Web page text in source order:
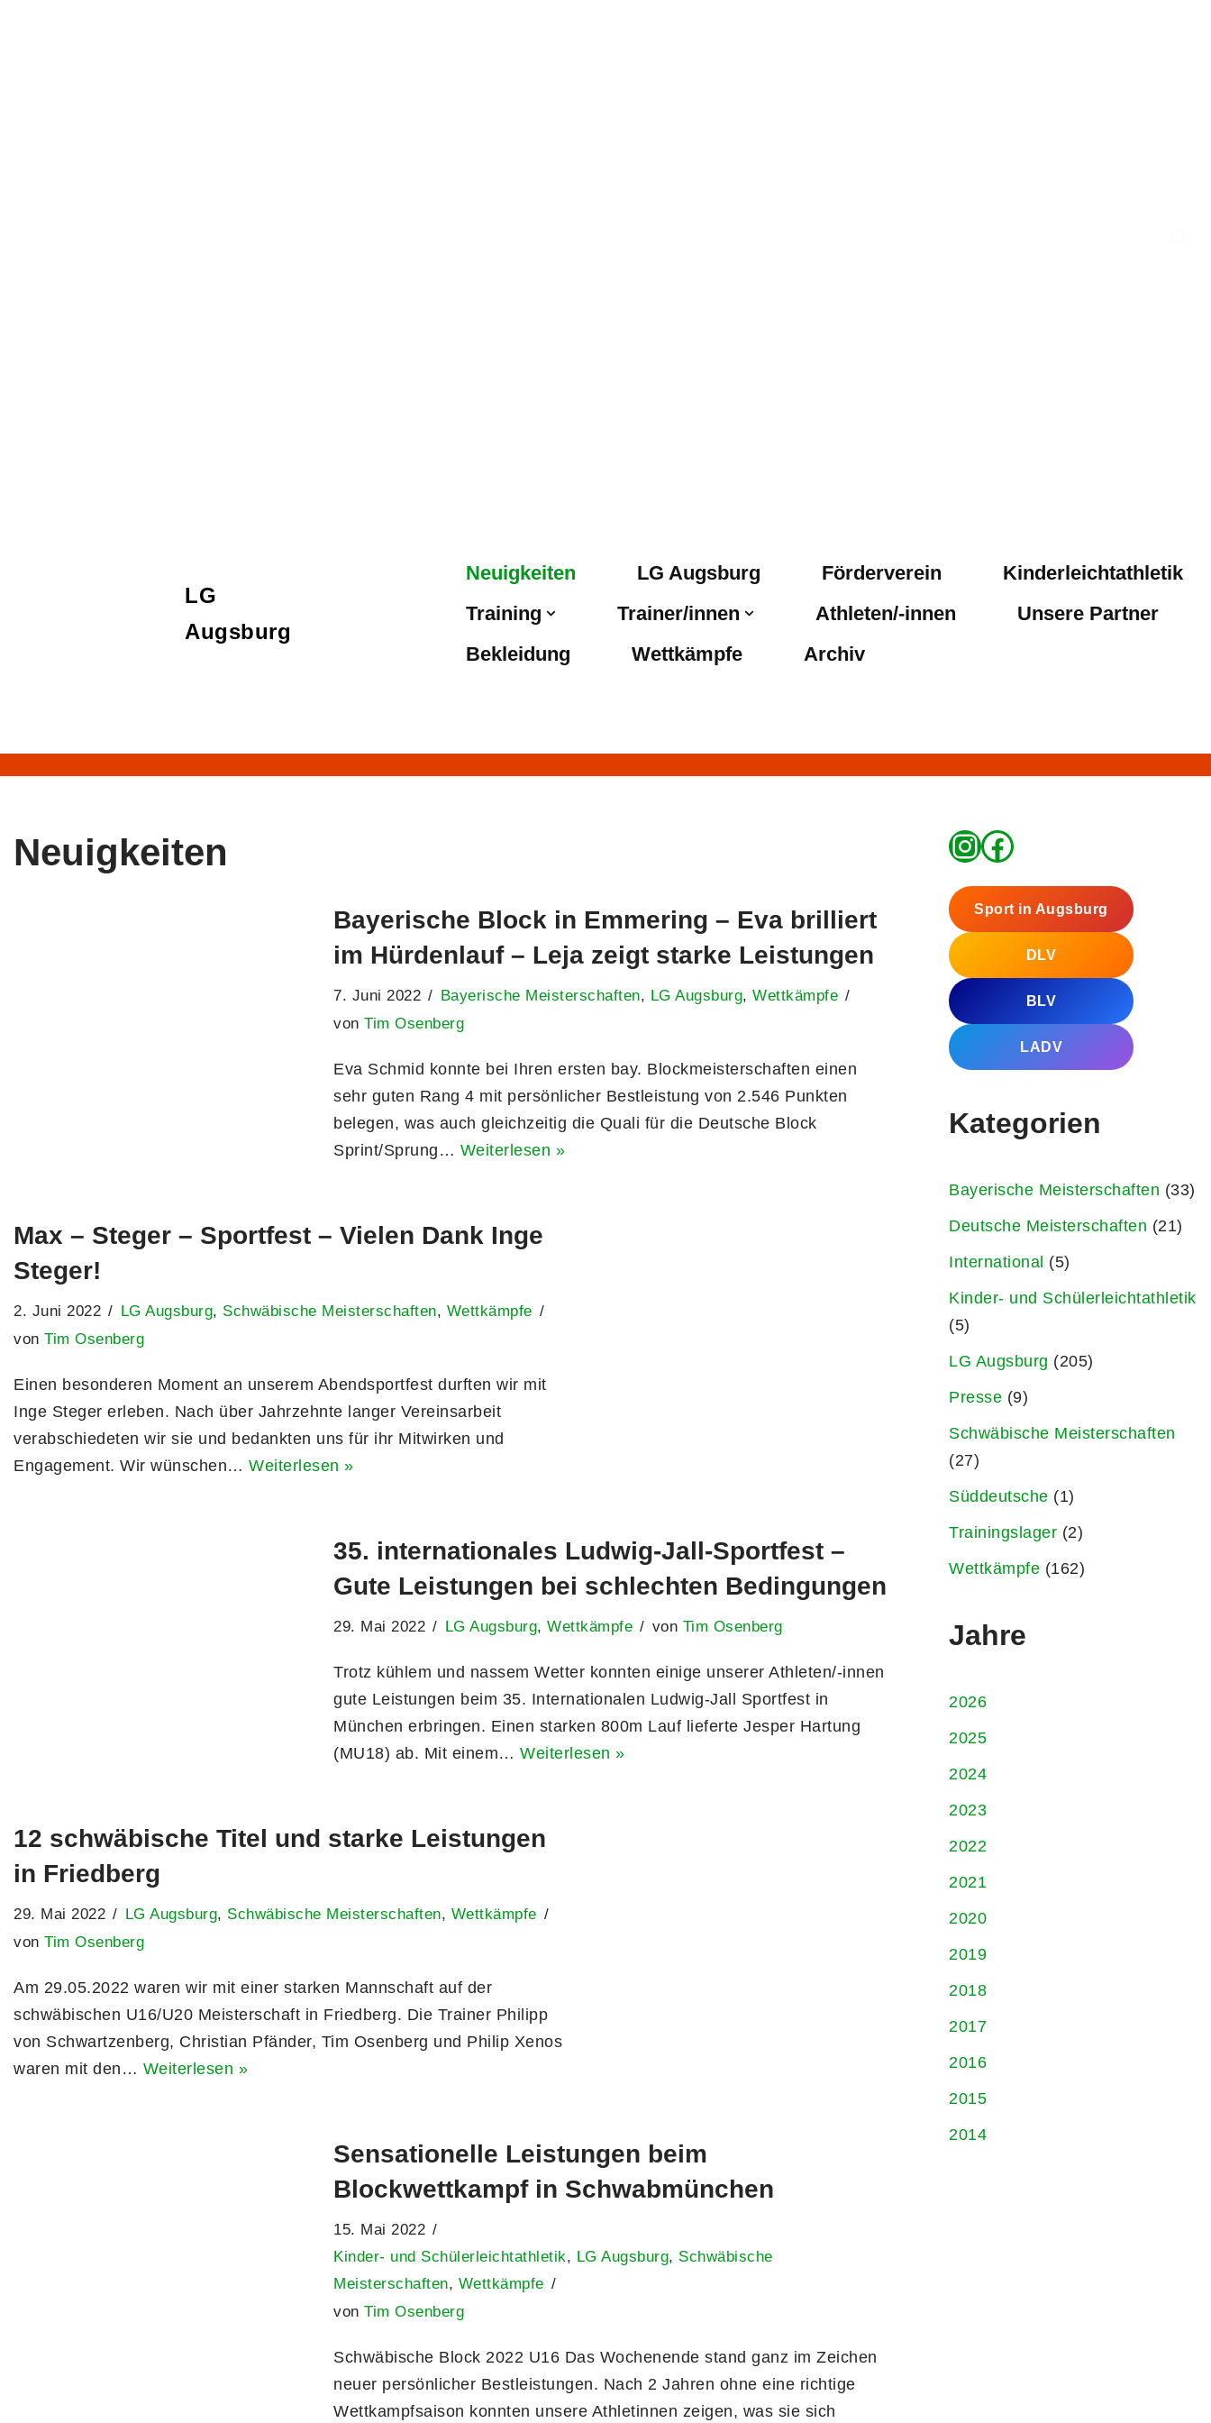
LG
Augsburg
Neuigkeiten LG Augsburg Förderverein
Kinderleichtathletik
Training
Trainer/innen Athleten/-innen
Unsere Partner
Bekleidung
Wettkämpfe Archiv
Neuigkeiten
Bayerische Block in Emmering – Eva brilliert
im Hürdenlauf – Leja zeigt starke Leistungen
7. Juni 2022 Bayerische Meisterschaften, LG Augsburg,Wettkämpfe
vonTim Osenberg
Eva Schmid konnte bei Ihren ersten bay. Blockmeisterschaften einen
sehr guten Rang 4 mit persönlicher Bestleistung von 2.546 Punkten
belegen, was auch gleichzeitig die Quali für die Deutsche Block
Sprint/Sprung… Weiterlesen »
Max – Steger – Sportfest – Vielen Dank Inge
Steger!
2. Juni 2022 LG Augsburg, Schwäbische Meisterschaften, Wettkämpfe
von Tim Osenberg
Einen besonderen Moment an unserem Abendsportfest durften wir mit
Inge Steger erleben. Nach über Jahrzehnte langer Vereinsarbeit
verabschiedeten wir sie und bedankten uns für ihr Mitwirken und
Engagement. Wir wünschen… Weiterlesen »
35. internationales Ludwig-Jall-Sportfest –
Gute Leistungen bei schlechten Bedingungen
29. Mai 2022 LG Augsburg,Wettkämpfe von Tim Osenberg
Trotz kühlem und nassem Wetter konnten einige unserer Athleten/-innen
gute Leistungen beim 35. Internationalen Ludwig-Jall Sportfest in
München erbringen. Einen starken 800m Lauf lieferte Jesper Hartung
(MU18) ab. Mit einem…Weiterlesen »
12 schwäbische Titel und starke Leistungen
in Friedberg
29. Mai 2022 LG Augsburg, Schwäbische Meisterschaften, Wettkämpfe
von Tim Osenberg
Am 29.05.2022 waren wir mit einer starken Mannschaft auf der
schwäbischen U16/U20 Meisterschaft in Friedberg. Die Trainer Philipp
von Schwartzenberg, Christian Pfänder, Tim Osenberg und Philip Xenos
waren mit den… Weiterlesen »
Sensationelle Leistungen beim
Blockwettkampf in Schwabmünchen
15. Mai 2022
Kinder- und Schülerleichtathletik, LG Augsburg, Schwäbische
Meisterschaften, Wettkämpfe
vonTim Osenberg
Schwäbische Block 2022 U16 Das Wochenende stand ganz im Zeichen
neuer persönlicher Bestleistungen. Nach 2 Jahren ohne eine richtige
Wettkampfsaison konnten unsere Athletinnen zeigen, was sie sich
Sport in Augsburg
DLV
BLV
LADV
Kategorien
Bayerische Meisterschaften (33)
Deutsche Meisterschaften (21)
International (5)
Kinder- und Schülerleichtathletik
(5)
LG Augsburg (205)
Presse (9)
Schwäbische Meisterschaften
(27)
Süddeutsche (1)
Trainingslager (2)
Wettkämpfe (162)
Jahre
2026
2025
2024
2023
2022
2021
2020
2019
2018
2017
2016
2015
2014